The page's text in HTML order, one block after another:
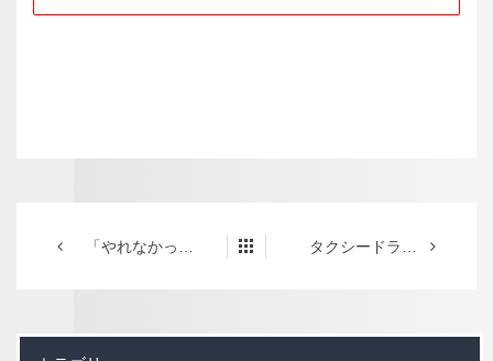
「やれなかった、やらなかった、どっちかな？」 タクシードライバー